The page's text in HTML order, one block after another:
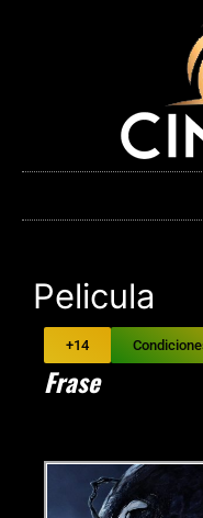
Pelicula
+14
Frase